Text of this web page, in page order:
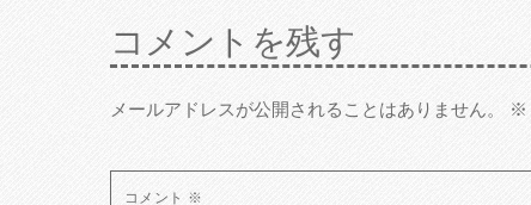
コメントを残す
メールアドレスが公開されることはありません。 ※
コメント ※